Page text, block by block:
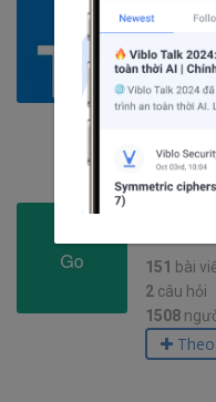
227bài
câu hỏi
2305
151 bài
2 câu hỏi
1508
Theo